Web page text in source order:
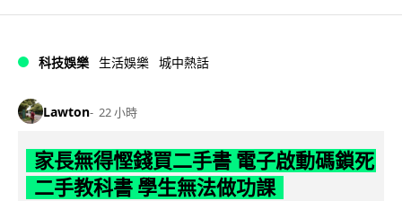
科技娛樂 生活娛樂 城中熱話
Lawton 22 小時
家長無得慳錢買二手書 電子啟動碼鎖死
二手教科書 學生無法做功課